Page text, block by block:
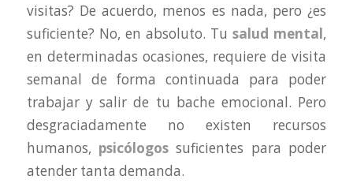
visitas? De acuerdo, menos es nada, pero ¿es
suficiente? No, en absoluto. Tusalud mental,
en determinadas ocasiones, requiere de visita
semanal de forma continuada para poder
trabajar y salir de tu bache emocional. Pero
desgraciadamente no existen recursos
humanos, psicólogos suficientes para poder
atender tanta demanda.